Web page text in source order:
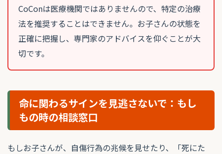
CoConは医療機関ではありませんので、特定の治療
法を推奨することはできません。お子さんの状態を
正確に把握し、専門家のアドバイスを仰ぐことが大
切です。
命に関わるサインを見逃さないで：もし
もの時の相談窓口
もしお子さんが、自傷行為の兆候を見せたり、「死にた